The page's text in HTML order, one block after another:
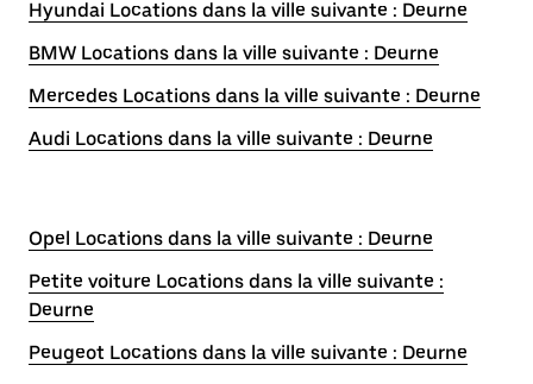
Hyundai Locations dans la ville suivante : Deurne
BMW Locations dans la ville suivante : Deurne
Mercedes Locations dans la ville suivante : Deurne
Audi Locations dans la ville suivante : Deurne
Opel Locations dans la ville suivante : Deurne
Petite voiture Locations dans la ville suivante :
Deurne
Peugeot Locations dans la ville suivante : Deurne